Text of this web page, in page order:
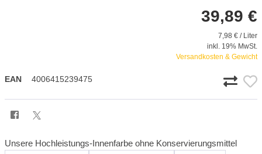
39,89 €
7,98 € / Liter
inkl. 19% MwSt.
Versandkosten & Gewicht
EAN 4006415239475
Unsere Hochleistungs-Innenfarbe ohne Konservierungsmittel